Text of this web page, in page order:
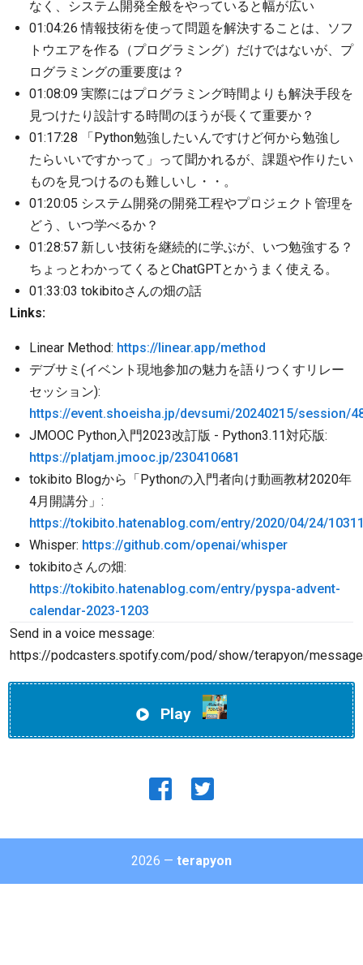
なく、システム開発全般をやっていると幅が広い
01:04:26 情報技術を使って問題を解決することは、ソフ
トウエアを作る（プログラミング）だけではないが、プ
ログラミングの重要度は？
01:08:09 実際にはプログラミング時間よりも解決手段を
見つけたり設計する時間のほうが長くて重要か？
01:17:28 「Python勉強したいんですけど何から勉強し
たらいいですかって」って聞かれるが、課題や作りたい
ものを見つけるのも難しいし・・。
01:20:05 システム開発の開発工程やプロジェクト管理を
どう、いつ学べるか？
01:28:57 新しい技術を継続的に学ぶが、いつ勉強する？
ちょっとわかってくるとChatGPTとかうまく使える。
01:33:03 tokibitoさんの畑の話
Links:
Linear Method: https://linear.app/method
デブサミ(イベント現地参加の魅力を語りつくすリレー
セッション):
https://event.shoeisha.jp/devsumi/20240215/session/
JMOOC Python入門2023改訂版 - Python3.11対応版:
https://platjam.jmooc.jp/230410681
tokibito Blogから「Pythonの入門者向け動画教材2020年
4月開講分」:
https://tokibito.hatenablog.com/entry/2020/04/24/
Whisper: https://github.com/openai/whisper
tokibitoさんの畑:
https://tokibito.hatenablog.com/entry/pyspa-advent-
calendar-2023-1203
Send in a voice message:
https://podcasters.spotify.com/pod/show/terapyon/message
Play
2026 — terapyon